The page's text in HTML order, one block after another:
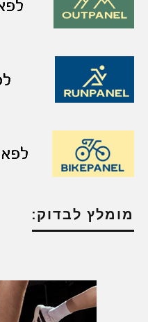
מומלץ לבדוק: